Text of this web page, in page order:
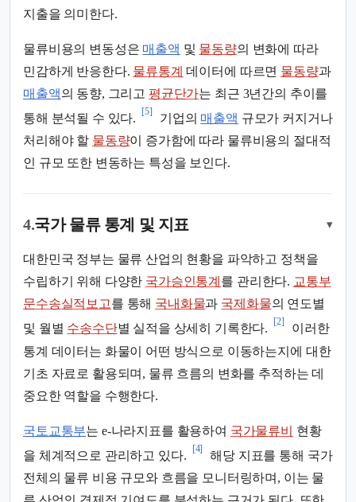
지출을 의미한다.
물류비용의 변동성은 매출액 및 물동량의 변화에 따라
민감하게 반응한다. 물류통계 데이터에 따르면 물동량과
매출액의 동향, 그리고 평균단가는 최근 3년간의 추이를
통해 분석될 수 있다.
[5]
기업의 매출액 규모가 커지거나
처리해야 할 물동량이 증가함에 따라 물류비용의 절대적
인 규모 또한 변동하는 특성을 보인다.
4.국가 물류 통계 및 지표 ▾
대한민국 정부는 물류 산업의 현황을 파악하고 정책을
수립하기 위해 다양한 국가승인통계 를 관리한다. 교통부
문수송실적보고를 통해 국내화물과 국제화물의 연도별
및 월별 수송수단별 실적을 상세히 기록한다.
[2]
이러한
통계 데이터는 화물이 어떤 방식으로 이동하는지에 대한
기초 자료로 활용되며, 물류 흐름의 변화를 추적하는 데
중요한 역할을 수행한다.
국토교통부는 e-나라지표를 활용하여 국가물류비
현황
을 체계적으로 관리하고 있다.
[4]
해당 지표를 통해 국가
전체의 물류 비용 규모와 흐름을 모니터링하며, 이는 물